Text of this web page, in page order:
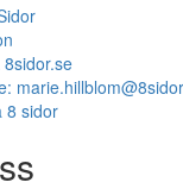
8 sidor